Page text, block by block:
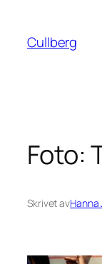
innehåll
Cullberg
Foto:
Skrivet avHanna